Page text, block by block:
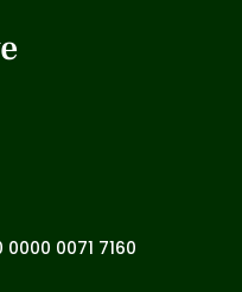
0071 7160